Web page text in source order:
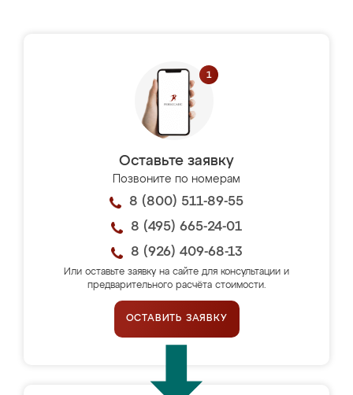
Оставьте заявку
Позвоните по номерам
8 (800) 511-89-55
8 (495) 665-24-01
8 (926) 409-68-13
Или оставьте заявку на сайте для консультации и
предварительного расчёта стоимости.
ОСТАВИТЬ ЗАЯВКУ